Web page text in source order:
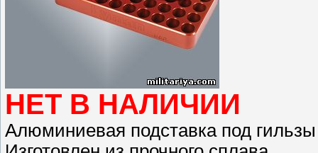
НЕТ В НАЛИЧИИ
Алюминиевая подставка под